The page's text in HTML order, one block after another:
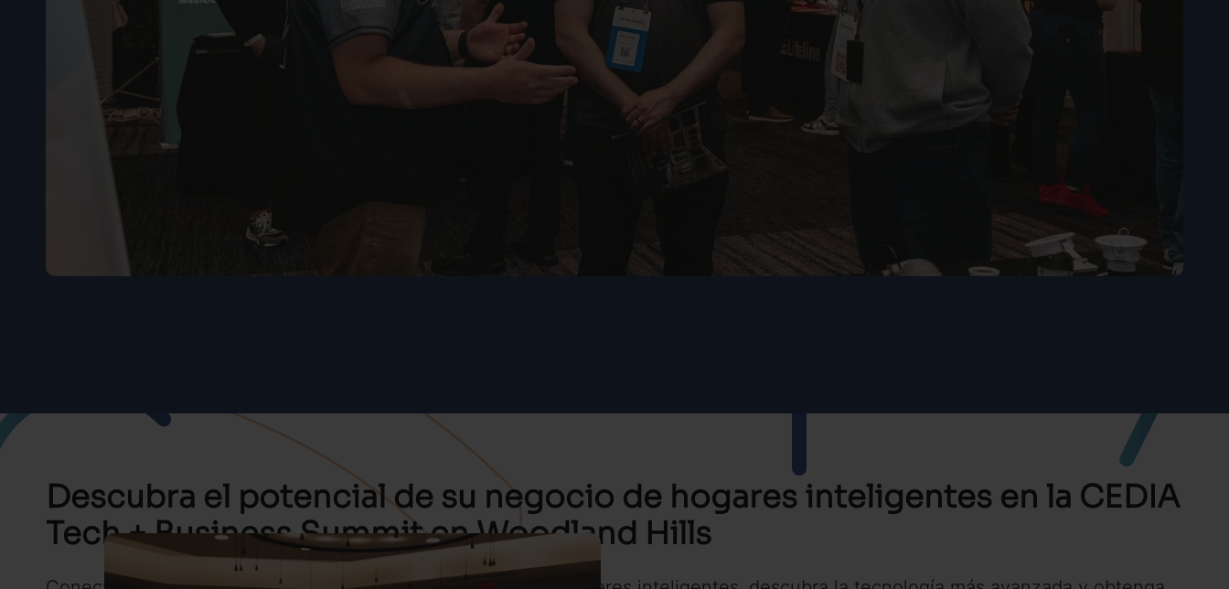
Descubra el potencial de su negocio de hogares inteligentes en la CEDIA
Tech + Business Summit en Woodland Hills